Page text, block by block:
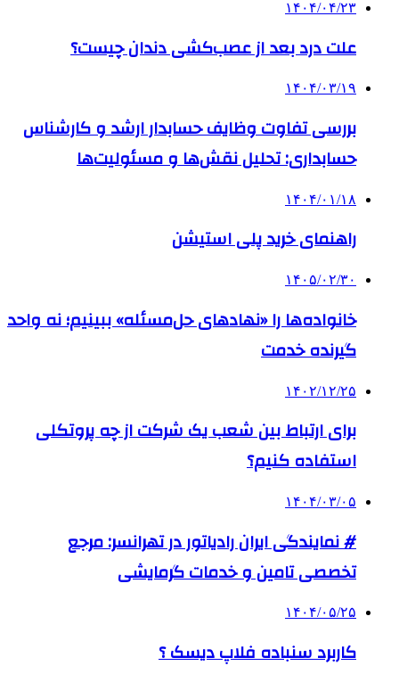
۱۴۰۴/۰۴/۲۳
علت درد بعد از عصب‌کشی دندان چیست؟
۱۴۰۴/۰۳/۱۹
بررسی تفاوت وظایف حسابدار ارشد و کارشناس
حسابداری: تحلیل نقش‌ها و مسئولیت‌ها
۱۴۰۴/۰۱/۱۸
راهنمای خرید پلی استیشن
۱۴۰۵/۰۲/۳۰
خانواده‌ها را «نهادهای حل‌مسئله» ببینیم؛ نه واحد
گیرنده خدمت
۱۴۰۲/۱۲/۲۵
برای ارتباط بین شعب یک شرکت از چه پروتکلی
استفاده کنیم؟
۱۴۰۴/۰۳/۰۵
# نمایندگی ایران رادیاتور در تهرانسر: مرجع
تخصصی تامین و خدمات گرمایشی
۱۴۰۴/۰۵/۲۵
کاربرد سنباده فلاپ دیسک ؟